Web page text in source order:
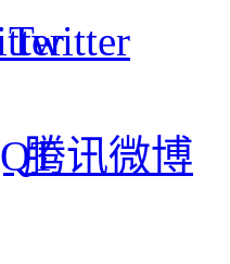
Twitter
腾讯微博